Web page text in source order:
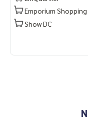
Emporium Shopping
Show DC